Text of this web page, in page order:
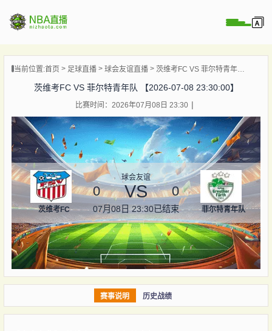
播当前位置:首页 足球直播 球会友谊直播 茨维考FC VS 菲尔特青年队 【2026-07-08 23:30:00】
茨维考FC VS 菲尔特青年队 【2026-07-08 23:30:00】
比赛时间：2026年07月08日 23:30
茨维考FC
球会友谊
0 VS 0
07月08日 23:30已结束 菲尔特青年队
赛事说明 历史战绩